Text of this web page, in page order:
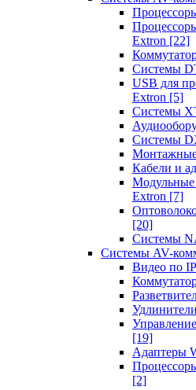
Extron [22]
Системы
USB для
Extron [5]
Системы
Системы
Монтажные
Кабели и
Модульные
Extron [7]
[20]
Системы
Системы AV-
Видео по
[19]
Адаптеры
[2]